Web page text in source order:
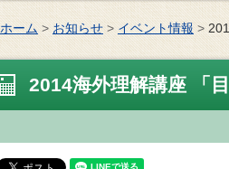
ホーム > お知らせ > イベント情報 >
2014海外理解講座 「